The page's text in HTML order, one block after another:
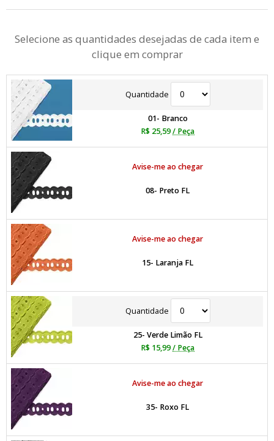
Selecione as quantidades desejadas de cada item e
clique em comprar
Quantidade
01- Branco
R$ 25,59/ Peça
Avise-me ao chegar
08- Preto FL
Avise-me ao chegar
15- Laranja FL
Quantidade
25- Verde Limão FL
R$ 15,99/ Peça
Avise-me ao chegar
35- Roxo FL